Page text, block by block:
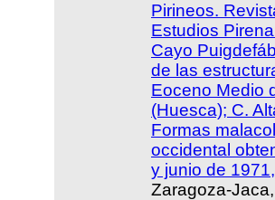
Pirineos.
Estudios
Cayo
de las
Eoceno Medio
(Huesca); C.
Formas
occidental
y junio de
Zaragoza-